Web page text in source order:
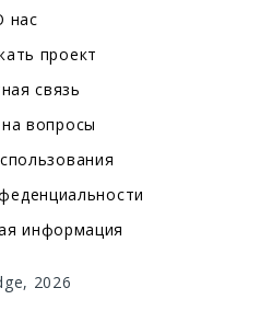
нас
проект
связь
вопросы
информация
2026